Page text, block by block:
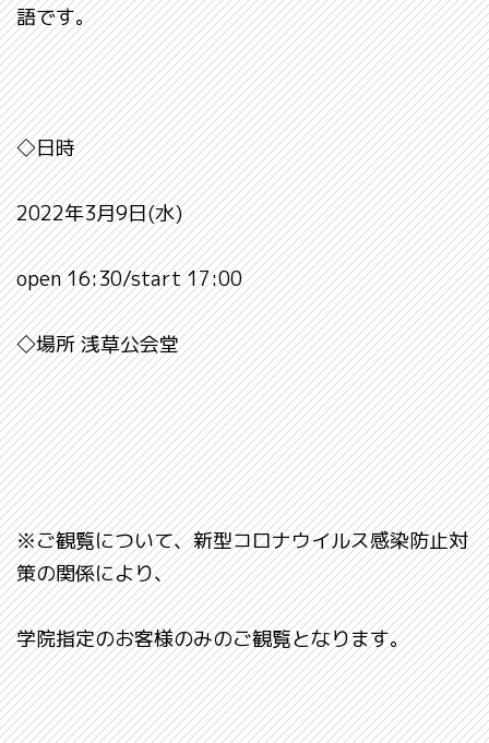
語です。
◇日時
2022年3月9日(水)
open 16:30/start 17:00
◇場所 浅草公会堂
※ご観覧について、新型コロナウイルス感染防止対
策の関係により、
学院指定のお客様のみのご観覧となります。